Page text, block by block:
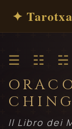
✦
☰ ☷
CHING
Il Libro dei